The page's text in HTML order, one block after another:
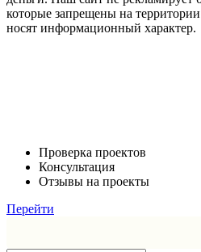
которые запрещены на
носят информационный характер.
Проверка проектов
Консультация
Отзывы на проекты
Перейти